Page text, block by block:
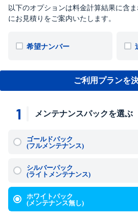
以下のオプションは料金計算結果に含
にお見積りをご案内いたします。
希望ナンバー
ご利用プランを
1 メンテナンスパックを選ぶ
ゴールドパック
(フルメンテナンス)
シルバーパック
(ライトメンテナンス)
ホワイトパック
(メンテナンス無し)